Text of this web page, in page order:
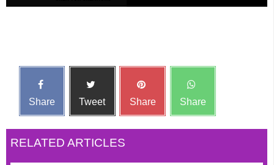
Share Tweet Share Share
RELATED ARTICLES